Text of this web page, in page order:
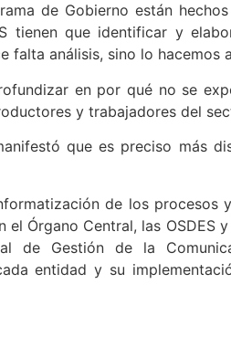
de Gobierno están
tienen que identificar y
análisis, sino lo hacemos
en por qué no se
y trabajadores del
que es preciso más
de los procesos
Órgano Central, las OSDES
de Gestión de la
entidad y su